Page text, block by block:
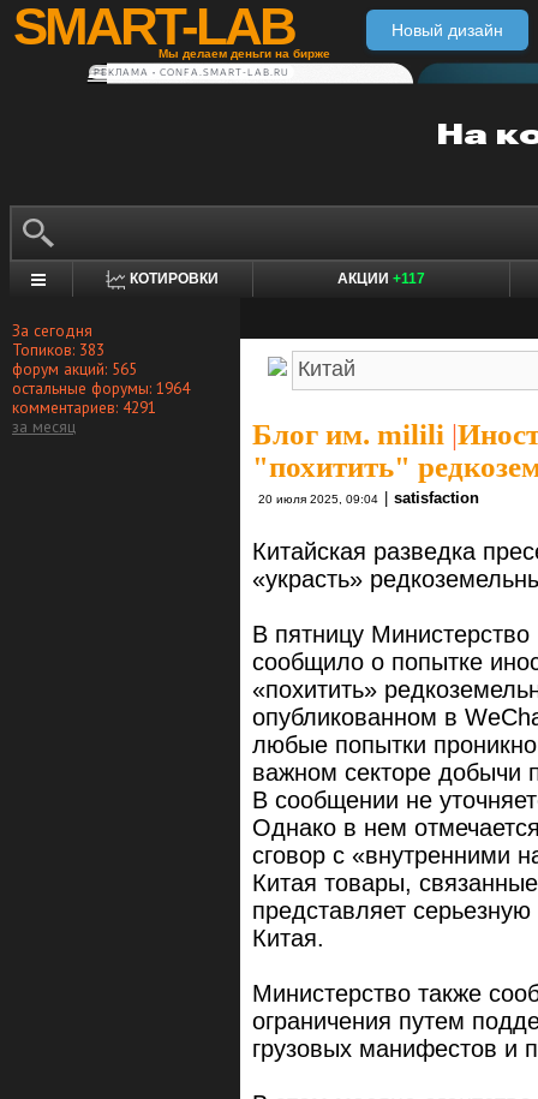
SMART-LAB
Мы делаем деньги на бирже
Новый дизайн
РЕКЛАМА • CONFA.SMART-LAB.RU
КОТИРОВКИ АКЦИИ +117
За сегодня
Топиков: 383
форум акций: 565
остальные форумы: 1964
комментариев: 4291
за месяц
Блог им. milili |
"похитить"
20 июля 2025, 09:04 satisfaction
Китайская разведка
«украсть»
В пятницу Министерство
сообщило о попытке
«похитить»
опубликованном в
любые попытки
важном секторе добычи
В сообщении не
Однако в нем
сговор с «внутренними
Китая товары,
представляет
Китая.
Министерство также
ограничения путем
грузовых манифестов и